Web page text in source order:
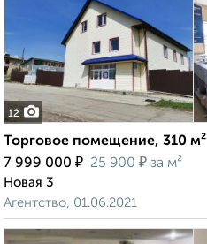
12
Торговое помещение, 310 м²
7 999 000 ₽ 25 900 ₽ за м²
Новая 3
Агентство, 01.06.2021